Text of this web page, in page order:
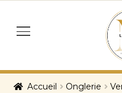
navigation
content
menu
Accueil Onglerie